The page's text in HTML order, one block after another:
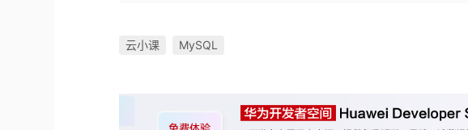
云小课 MySQL